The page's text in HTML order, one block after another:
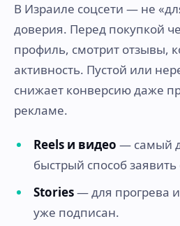
В Израиле соцсети — не
доверия. Перед покупкой
профиль, смотрит отзывы,
активность. Пустой или
снижает конверсию даже
рекламе.
Reels и видео — самый
быстрый способ заявить
Stories— для прогрева
уже подписан.